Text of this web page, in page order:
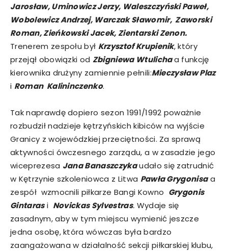
Jarosław, Uminowicz Jerzy, Waleszczyński Paweł,
Wobolewicz Andrzej, Warczak Sławomir, Zaworski
Roman, Zieńkowski Jacek, Zientarski Zenon.
Trenerem zespołu był Krzysztof Krupienik, który
przejął obowiązki od Zbigniewa Wtulichaa funkcję
kierownika drużyny zamiennie pełnili:Mieczysław Plaz
i Roman Kalininczenko.
Tak naprawdę dopiero sezon 1991/1992 poważnie
rozbudził nadzieje kętrzyńskich kibiców na wyjście
Granicy z wojewódzkiej przeciętności. Za sprawą
aktywności ówczesnego zarządu, a w zasadzie jego
wiceprezesa Jana Banaszczykaudało się zatrudnić
w Kętrzynie szkoleniowca z Litwa Pawła Grygonisaa
zespół wzmocnili piłkarze Bangi Kowno Grygonis
Gintarasi Novickas Sylvestras. Wydaje się
zasadnym, aby w tym miejscu wymienić jeszcze
jedna osobę, która wówczas była bardzo
zaangażowana w działalność sekcji piłkarskiej klubu,